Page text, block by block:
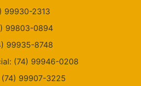
99930-2313
99803-0894
99935-8748
(74) 99946-0208
(74) 99907-3225